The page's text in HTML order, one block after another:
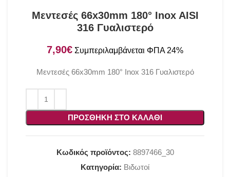
Μεντεσές 66x30mm 180° Inox AISI
316 Γυαλιστερό
€
Μεντεσές 66x30mm 180° Inox 316 Γυαλιστερό
ΠΡΟΣΘΉΚΗ ΣΤΟ ΚΑΛΆΘΙ
Κωδικός προϊόντος: 8897466_30
Κατηγορία: Βιδωτοί